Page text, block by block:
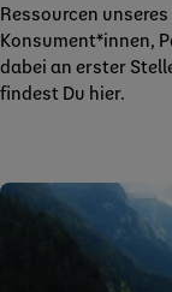
Ressourcen
Konsument*innen,
dabei an erster
findest Du hier.